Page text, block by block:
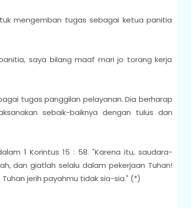
mengemban tugas sebagai ketua panitia
saya bilang maaf mari jo torang kerja
tugas panggilan pelayanan. Dia berharap
sebaik-baiknya dengan tulus dan
1 Korintus 15 : 58. "Karena itu, saudara-
dan giatlah selalu dalam pekerjaan Tuhan!
jerih payahmu tidak sia-sia." (*)